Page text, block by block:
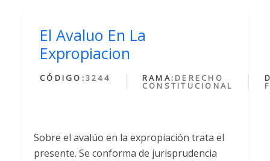
El Avaluo En La
Expropiacion
CÓDIGO:3244 RAMA: DERECHO
CONSTITUCIONAL
Sobre el avalúo en la expropiación trata el
presente. Se conforma de jurisprudencia